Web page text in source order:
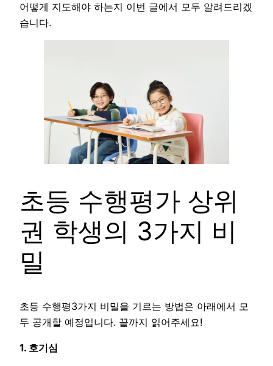
어떻게 지도해야 하는지 이번 글에서 모두 알려드리겠
습니다.
초등 수행평가 상위
권 학생의 3가지 비
밀
초등 수행평3가지 비밀을 기르는 방법은 아래에서 모
두 공개할 예정입니다. 끝까지 읽어주세요!
1. 호기심